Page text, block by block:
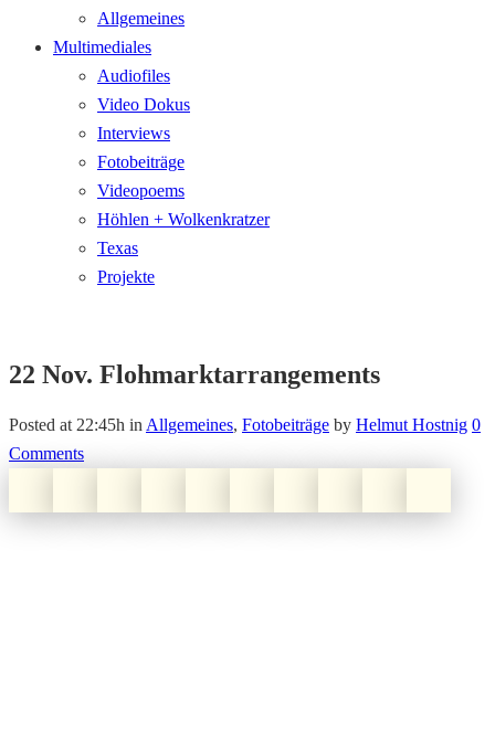
Allgemeines
Multimediales
Audiofiles
Video Dokus
Interviews
Fotobeiträge
Videopoems
Höhlen + Wolkenkratzer
Texas
Projekte
22 Nov. Flohmarktarrangements
Posted at 22:45h in Allgemeines, Fotobeiträge by Helmut Hostnig 0
Comments